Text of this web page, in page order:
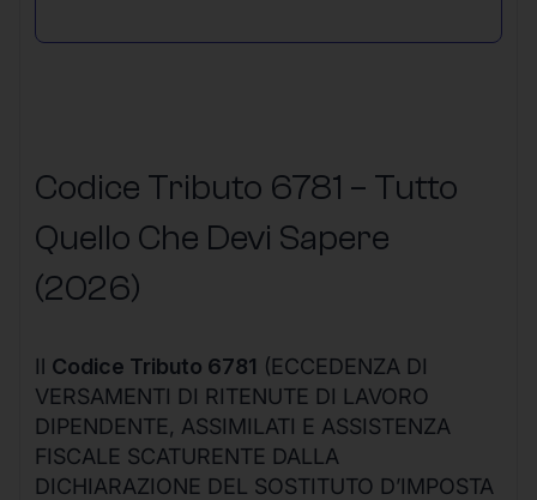
Codice Tributo 6781 – Tutto
Quello Che Devi Sapere
(2026)
Il Codice Tributo 6781 (ECCEDENZA DI
VERSAMENTI DI RITENUTE DI LAVORO
DIPENDENTE, ASSIMILATI E ASSISTENZA
FISCALE SCATURENTE DALLA
DICHIARAZIONE DEL SOSTITUTO D’IMPOSTA